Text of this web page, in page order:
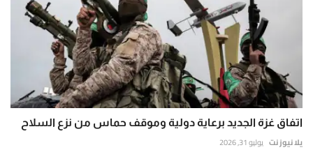
اتفاق غزة الجديد برعاية دولية وموقف حماس من نزع السلاح
يلا نيوز نت يوليو 31, 2026